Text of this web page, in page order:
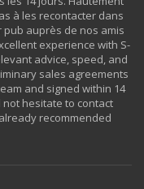
à les recontacter dans
auprès de nos amis
experience with S-
advice, speed, and
sales agreements
and signed within 14
not hesitate to contact
recommended